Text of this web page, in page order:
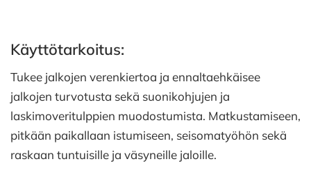
Käyttötarkoitus:
Tukee jalkojen verenkiertoa ja ennaltaehkäisee
jalkojen turvotusta sekä suonikohjujen ja
laskimoveritulppien muodostumista. Matkustamiseen,
pitkään paikallaan istumiseen, seisomatyöhön sekä
raskaan tuntuisille ja väsyneille jaloille.